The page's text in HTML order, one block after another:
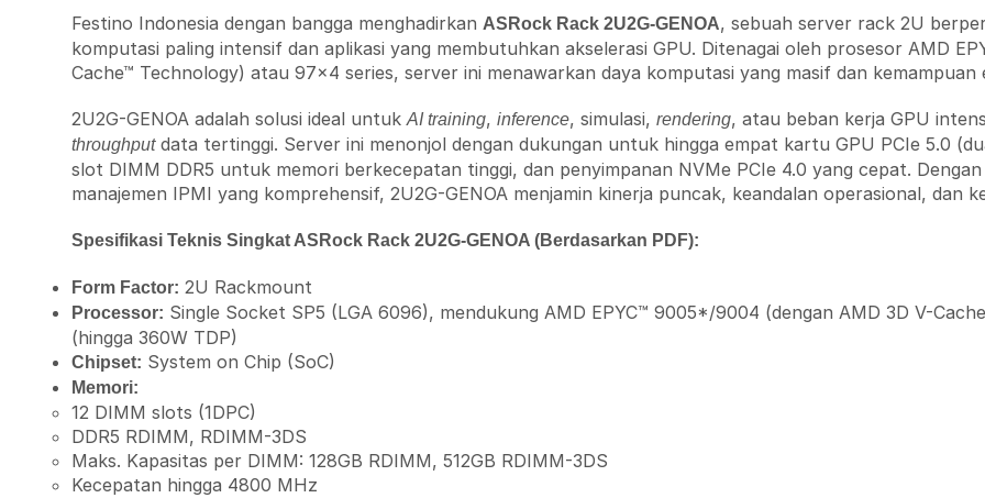
Festino Indonesia dengan bangga menghadirkan ASRock Rack 2U2G-GENOA, sebuah server rack 2U
komputasi paling intensif dan aplikasi yang membutuhkan akselerasi GPU. Ditenagai oleh prosesor AMD
Cache™ Technology) atau 97×4 series, server ini menawarkan daya komputasi yang masif dan kemampuan
2U2G-GENOA adalah solusi ideal untuk AI training, inference, simulasi, rendering, atau beban kerja GPU
throughputdata tertinggi. Server ini menonjol dengan dukungan untuk hingga empat kartu GPU PCIe 5.0
slot DIMM DDR5 untuk memori berkecepatan tinggi, dan penyimpanan NVMe PCIe 4.0 yang cepat.
manajemen IPMI yang komprehensif, 2U2G-GENOA menjamin kinerja puncak, keandalan operasional, dan
Spesifikasi Teknis Singkat ASRock Rack 2U2G-GENOA (Berdasarkan PDF):
Form Factor: 2U Rackmount
Processor: Single Socket SP5 (LGA 6096), mendukung AMD EPYC™ 9005*/9004 (dengan AMD 3D V-
(hingga 360W TDP)
Chipset: System on Chip (SoC)
Memori:
12 DIMM slots (1DPC)
DDR5 RDIMM, RDIMM-3DS
Maks. Kapasitas per DIMM: 128GB RDIMM, 512GB RDIMM-3DS
Kecepatan hingga 4800 MHz